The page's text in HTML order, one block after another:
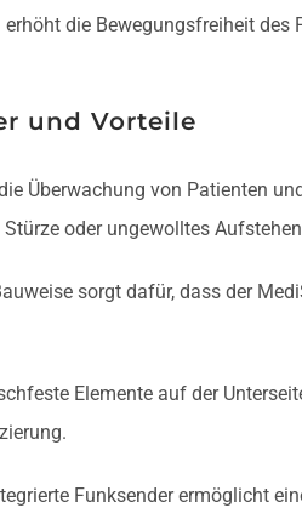
die Bewegungsfreiheit des
und Vorteile
Überwachung von Patienten
oder ungewolltes
sorgt dafür, dass der
Elemente auf der
Funksender ermöglicht